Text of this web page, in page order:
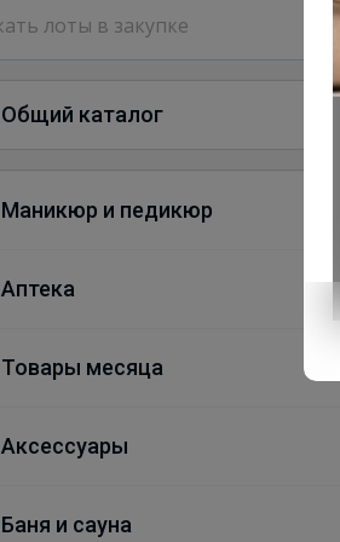
Общий каталог
Маникюр и педикюр
Аптека
Товары месяца
Аксессуары
Баня и сауна